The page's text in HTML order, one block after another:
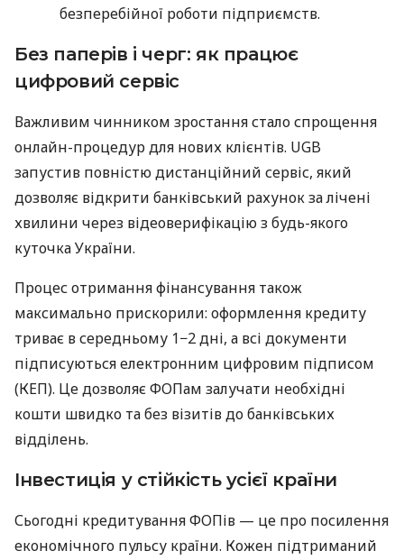
безперебійної роботи підприємств.
Без паперів і черг: як працює
цифровий сервіс
Важливим чинником зростання стало спрощення
онлайн-процедур для нових клієнтів. UGB
запустив повністю дистанційний сервіс, який
дозволяє відкрити банківський рахунок за лічені
хвилини через відеоверифікацію з будь-якого
куточка України.
Процес отримання фінансування також
максимально прискорили: оформлення кредиту
триває в середньому 1−2 дні, а всі документи
підписуються електронним цифровим підписом
(КЕП). Це дозволяє ФОПам залучати необхідні
кошти швидко та без візитів до банківських
відділень.
Інвестиція у стійкість усієї країни
Сьогодні кредитування ФОПів — це про посилення
економічного пульсу країни. Кожен підтриманий